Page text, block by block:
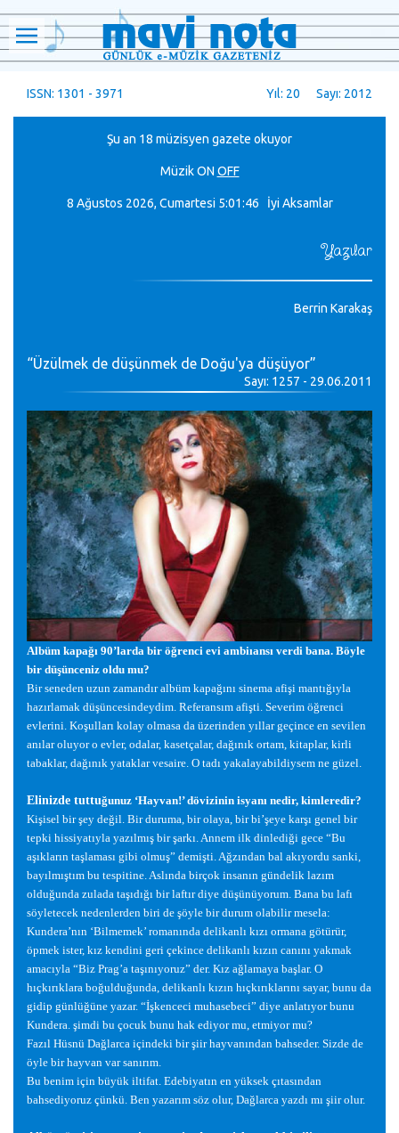
ISSN: 1301 - 3971 Yıl: 20 Sayı: 2012
Şu an 18 müzisyen gazete okuyor
MüzikON OFF
8 Ağustos 2026, Cumartesi 5:01:48 İyi Aksamlar
Yazılar
Berrin Karakaş
“Üzülmek de düşünmek de Doğu'ya düşüyor”
Sayı: 1257 - 29.06.2011
Albüm kapağı 90’larda bir öğrenci evi ambiıansı verdi bana. Böyle
bir düşünceniz oldu mu?
Bir seneden uzun zamandır albüm kapağını sinema afişi mantığıyla
hazırlamak düşüncesindeydim. Referansım afişti. Severim öğrenci
evlerini. Koşulları kolay olmasa da üzerinden yıllar geçince en sevilen
anılar oluyor o evler, odalar, kasetçalar, dağınık ortam, kitaplar, kirli
tabaklar, dağınık yataklar vesaire. O tadı yakalayabildiysem ne güzel.
Elinizde tuttuğunuz ‘Hayvan!’ dövizinin isyanı nedir, kimleredir?
Kişisel birşey değil. Bir duruma, bir olaya, bir bi’şeye karşı genel bir
tepki hissiyatıyla yazılmış birşarkı. Annem ilk dinlediği gece “Bu
aşıkların taşlaması gibi olmuş” demişti. Ağzından bal akıyordu sanki,
bayılmıştım bu tespitine. Aslında birçok insanın gündelik lazım
olduğunda zulada taşıdığı bir laftır diye düşünüyorum. Bana bu lafı
söyletecek nedenlerden biri de şöyle bir durum olabilir mesela:
Kundera’nın ‘Bilmemek’ romanında delikanlı kızı ormana götürür,
öpmek ister, kız kendini geri çekince delikanlı kızın canını yakmak
amacıyla “Biz Prag’a taşınıyoruz” der. Kız ağlamaya başlar. O
hıçkırıklara boğulduğunda, delikanlı kızın hıçkırıklarını sayar, bunu da
gidip günlüğüne yazar. “İşkenceci muhasebeci” diye anlatıyor bunu
Kundera. şimdi bu çocuk bunu hak ediyor mu, etmiyor mu?
Fazıl Hüsnü Dağlarca içindeki birşiir hayvanından bahseder. Sizde de
öyle bir hayvan var sanırım.
Bu benim için büyük iltifat. Edebiyatın en yüksek çıtasından
bahsediyoruz çünkü. Ben yazarım söz olur, Dağlarca yazdı mı şiir olur.